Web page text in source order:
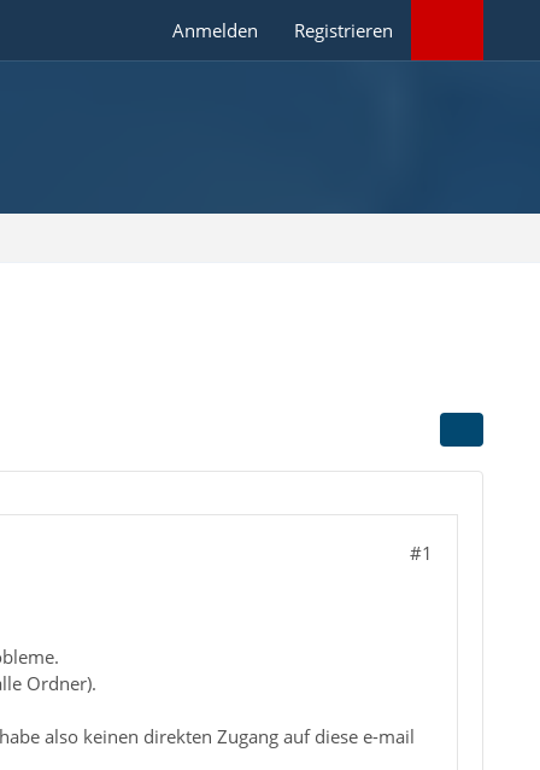
Anmelden Registrieren
#1
Ordner).
also keinen direkten Zugang auf diese e-mail